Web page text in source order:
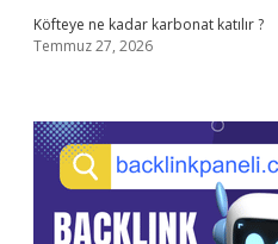
Köfteye ne kadar karbonat katılır ?
Temmuz 27, 2026